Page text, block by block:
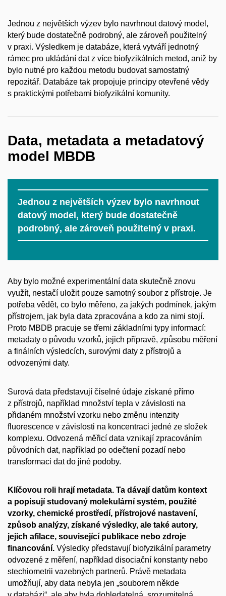
Jednou z největších výzev bylo navrhnout datový model,
který bude dostatečně podrobný, ale zároveň použitelný
v praxi. Výsledkem je databáze, která vytváří jednotný
rámec pro ukládání dat z více biofyzikálních metod, aniž by
bylo nutné pro každou metodu budovat samostatný
repozitář. Databáze tak propojuje principy otevřené vědy
s praktickými potřebami biofyzikální komunity.
Data, metadata a metadatový
model MBDB
Jednou z největších výzev bylo navrhnout
datový model, který bude dostatečně
podrobný, ale zároveň použitelný v praxi.
Aby bylo možné experimentální data skutečně znovu
využít, nestačí uložit pouze samotný soubor z přístroje. Je
potřeba vědět, co bylo měřeno, za jakých podmínek, jakým
přístrojem, jak byla data zpracována a kdo za nimi stojí.
Proto MBDB pracuje se třemi základními typy informací:
metadaty o původu vzorků, jejich přípravě, způsobu měření
a finálních výsledcích, surovými daty z přístrojů a
odvozenými daty.
Surová data představují číselné údaje získané přímo
z přístrojů, například množství tepla v závislosti na
přidaném množství vzorku nebo změnu intenzity
fluorescence v závislosti na koncentraci jedné ze složek
komplexu. Odvozená měřicí data vznikají zpracováním
původních dat, například po odečtení pozadí nebo
transformaci dat do jiné podoby.
Klíčovou roli hrají metadata. Ta dávají datům kontext
a popisují studovaný molekulární systém, použité
vzorky, chemické prostředí, přístrojové nastavení,
způsob analýzy, získané výsledky, ale také autory,
jejich afilace, související publikace nebo zdroje
financování. Výsledky představují biofyzikální parametry
odvozené z měření, například disociační konstanty nebo
stechiometrii vazebných partnerů. Právě metadata
umožňují, aby data nebyla jen „souborem někde